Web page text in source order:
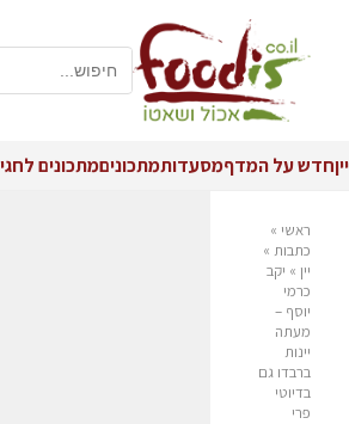
ייןחדש על המדףמסעדותמתכוניםמתכונים
ראשי »
כתבות »
יין » יקב
כרמי
יוסף –
מעתה
יינות
ברבדו גם
בדיוטי
פרי